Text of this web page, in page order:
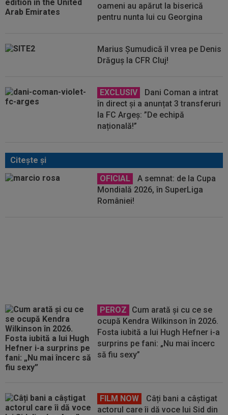
oameni au apărut la biserică
pentru nunta lui cu Georgina
Marius Șumudică îl vrea pe Denis
Drăguș la CFR Cluj!
EXCLUSIV
Dani Coman a intrat
în direct și a anunțat 3 transferuri
la FC Argeș: ”De echipă
națională!”
Citeşte şi
OFICIAL
A semnat: de la Cupa
Mondială 2026, în SuperLiga
României!
PEROZ
Cum arată și cu ce se
ocupă Kendra Wilkinson în 2026.
Fosta iubită a lui Hugh Hefner i-a
surprins pe fani: „Nu mai încerc
să fiu sexy”
FILM NOW
Câți bani a câștigat
actorul care îi dă voce lui Sid din